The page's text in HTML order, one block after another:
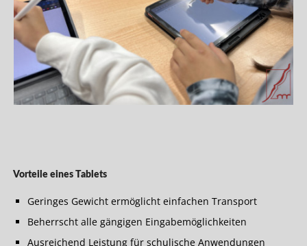
Vorteile eines Tablets
Geringes Gewicht ermöglicht einfachen Transport
Beherrscht alle gängigen Eingabemöglichkeiten
Ausreichend Leistung für schulische Anwendungen